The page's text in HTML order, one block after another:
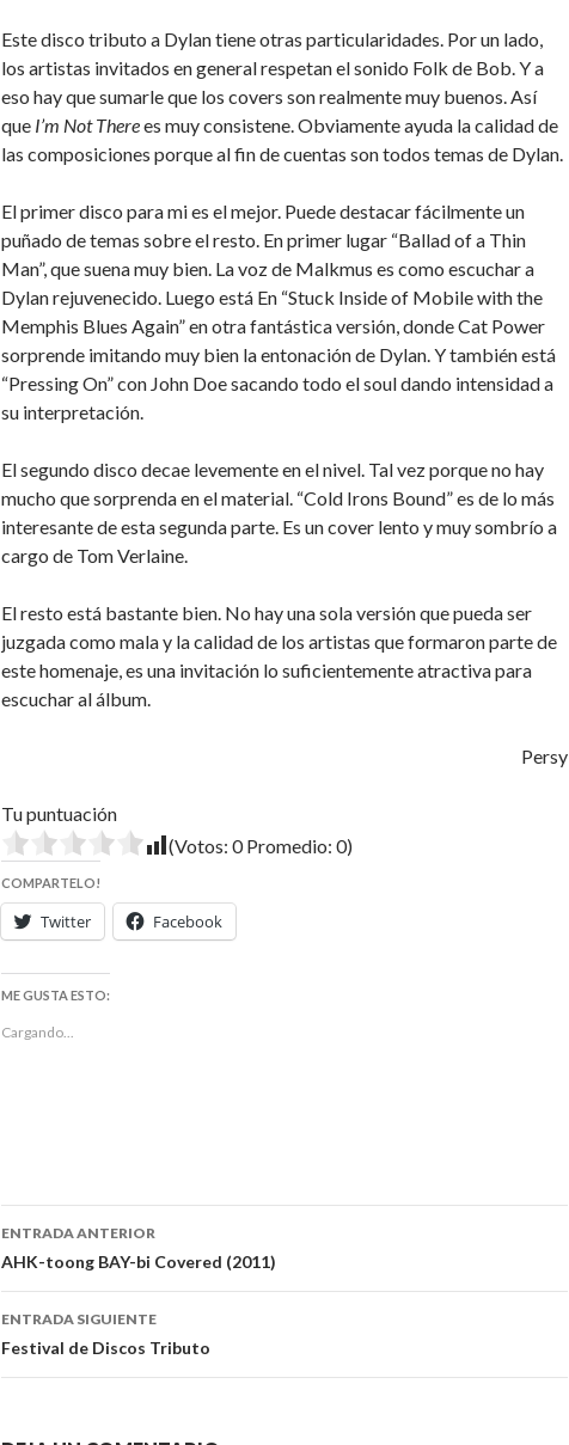
Este disco tributo a Dylan tiene otras particularidades. Por un lado,
los artistas invitados en general respetan el sonido Folk de Bob. Y a
eso hay que sumarle que los covers son realmente muy buenos. Así
que I’m Not Therees muy consistene. Obviamente ayuda la calidad de
las composiciones porque al fin de cuentas son todos temas de Dylan.
El primer disco para mi es el mejor. Puede destacar fácilmente un
puñado de temas sobre el resto. En primer lugar “Ballad of a Thin
Man”, que suena muy bien. La voz de Malkmus es como escuchar a
Dylan rejuvenecido. Luego está En “Stuck Inside of Mobile with the
Memphis Blues Again” en otra fantástica versión, donde Cat Power
sorprende imitando muy bien la entonación de Dylan. Y también está
“Pressing On” con John Doe sacando todo el soul dando intensidad a
su interpretación.
El segundo disco decae levemente en el nivel. Tal vez porque no hay
mucho que sorprenda en el material. “Cold Irons Bound” es de lo más
interesante de esta segunda parte. Es un cover lento y muy sombrío a
cargo de Tom Verlaine.
El resto está bastante bien. No hay una sola versión que pueda ser
juzgada como mala y la calidad de los artistas que formaron parte de
este homenaje, es una invitación lo suficientemente atractiva para
escuchar al álbum.
Persy
Tu puntuación
(Votos: 0Promedio: 0)
COMPARTELO!
Twitter Facebook
ME GUSTA ESTO:
Cargando...
Navegación
de
entradas
ENTRADA ANTERIOR
AHK-toong BAY-bi Covered (2011)
ENTRADA SIGUIENTE
Festival de Discos Tributo